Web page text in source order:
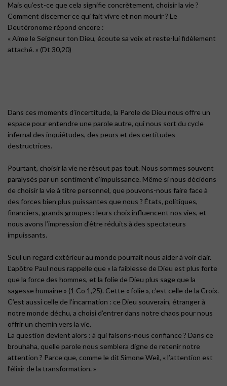
Mais qu’est-ce que cela signifie concrètement, choisir la vie ?
Comment discerner ce qui fait vivre et non mourir ? Le
Deutéronome répond encore :
« Aime le Seigneur ton Dieu, écoute sa voix et reste-lui fidèlement
attaché. » (Dt 30,20)
Dans ces moments d’incertitude, la Parole de Dieu nous offre un
espace pour entendre une parole autre, qui nous sort du cycle
infernal des inquiétudes, des peurs et des certitudes
destructrices.
Pourtant, choisir la vie ne résout pas tout. Nous sommes souvent
paralysés par un sentiment d’impuissance. Même si nous décidons
de choisir la vie à titre personnel, que pouvons-nous faire face à
des forces bien plus puissantes que nous ? États, politiques,
financiers, grands groupes : leurs choix influencent nos vies, et
nous avons l’impression d’être réduits à des spectateurs
impuissants.
Seul un regard extérieur au monde pourrait nous aider à voir clair.
L’apôtre Paul nous rappelle que « la faiblesse de Dieu est plus forte
que la force des hommes, et la folie de Dieu plus sage que la
sagesse humaine » (1 Co 1,25). Cette « folie », c’est celle de la Croix.
C’est aussi celle de l’incarnation : ce Dieu souverain, étranger à
notre monde déchu, a choisi d’entrer dans notre chaos pour nous
offrir un chemin vers la vie.
La question devient alors : à qui faisons-nous confiance ? Dans ce
brouhaha, quelle parole nous semblera digne de retenir notre
attention ? Parce que, comme le dit Simone Weil, « l’attention est
l’élixir de la transformation. »